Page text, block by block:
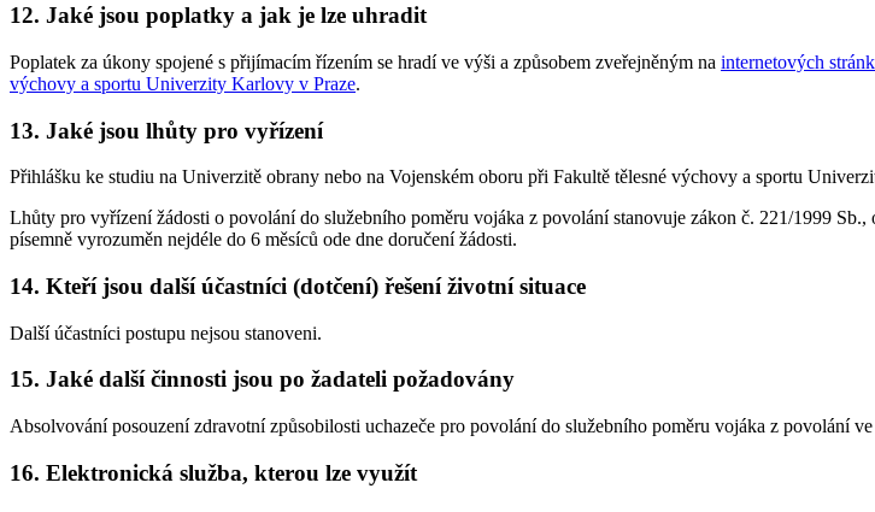
12. Jaké jsou poplatky a jak je lze uhradit
Poplatek za úkony spojené s přijímacím řízením se hradí ve výši a způsobem zveřejněným na internetových
výchovy a sportu Univerzity Karlovy v Praze.
13. Jaké jsou lhůty pro vyřízení
Přihlášku ke studiu na Univerzitě obrany nebo na Vojenském oboru při Fakultě tělesné výchovy a sportu
Lhůty pro vyřízení žádosti o povolání do služebního poměru vojáka z povolání stanovuje zákon č. 221/1999
písemně vyrozuměn nejdéle do 6 měsíců ode dne doručení žádosti.
14. Kteří jsou další účastníci (dotčení) řešení životní situace
Další účastníci postupu nejsou stanoveni.
15. Jaké další činnosti jsou po žadateli požadovány
Absolvování posouzení zdravotní způsobilosti uchazeče pro povolání do služebního poměru vojáka z povolání
16. Elektronická služba, kterou lze využít